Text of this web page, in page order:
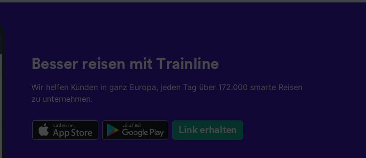
Besser reisen mit Trainline
Wir helfen Kunden in ganz Europa, jeden Tag über 172.000 smarte Reisen
zu unternehmen.
Link erhalten